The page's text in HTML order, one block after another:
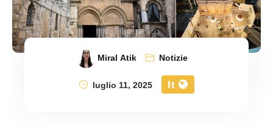
Miral Atik
Notizie
luglio 11, 2025
It